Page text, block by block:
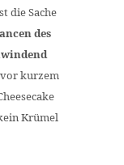
die Sache
des
vor kurzem
Krümel